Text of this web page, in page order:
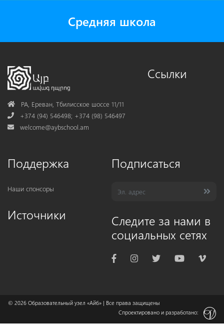
Средняя школа
AddressРА, Ереван, Тбилисское шоссе 11/11
Phone+374 (94) 546498; +374 (98) 546497
Mail
welcome@aybschool.am
Ссылки
Поддержка
Наши спонсоры
Источники
Подписаться
Следите за нами в
социальных сетях
© 2026 Образовательный узел «Айб» | Все права защищены
Спроектировано и разработано: